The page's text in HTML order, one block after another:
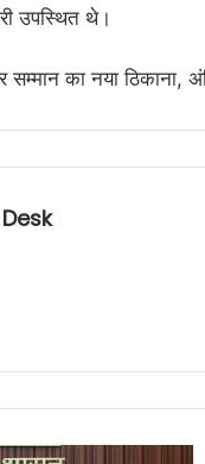
उपस्थित थे।